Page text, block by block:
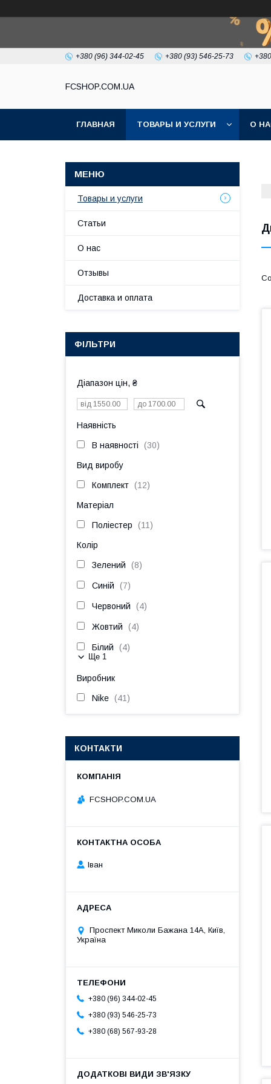
+380 (96) 344-02-45 +380 (93) 546-25-73
FCSHOP.COM.UA
ГЛАВНАЯ ТОВАРЫ И УСЛУГИ О
Товары и услуги
Статьи
О нас
Отзывы
Доставка и оплата
ФІЛЬТРИ
Діапазон цін, ₴
Наявність
В наявності 30
Вид виробу
Комплект 12
Матеріал
Поліестер 11
Колір
Зелений 8
Синій 7
Червоний 4
Жовтий 4
Білий 4
Ще 1
Виробник
Nike 41
КОНТАКТИ
FCSHOP.COM.UA
Іван
Проспект Миколи Бажана 14А, Київ,
Україна
+380 (96) 344-02-45
+380 (93) 546-25-73
+380 (68) 567-93-28